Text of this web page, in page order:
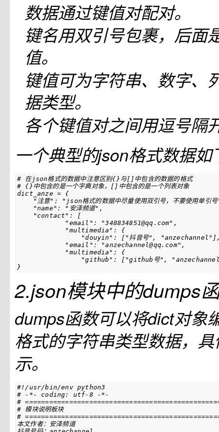
数据通过键值对配对。
键名用双引号包裹，后面
值。
键值可为字符串、数字、
据类型。
各个键值对之间用逗号隔
一个典型的json格式数据如
# 在json格式的数据中注意区别{}与[]中包含的数据的格式
# {}中包含的是一个字典对象，[]中包含的是一个列表对象
dict_anze = {
"注意" :
"json格式的数据中尽量使用双引号，不要使用单引
"name" : "安泽频道" ,
"contact" :
[
"email" : "348834851@qq.com" ,
"multimedia" :
{
"douyin" : [ "抖音号" , "anzechannel"
"email" : "anzechannel@qq.com" ,
"multimedia" :
{
"github" : [ "github号" ,
}
2.json模块中的dumps
dumps函数可以将dict对象
格式的字符串类型数据，
示。
#!/usr/bin/env python3
# -*- coding: utf-8 -*-
#
# 模块说明板块
#
本文作者：安泽频道